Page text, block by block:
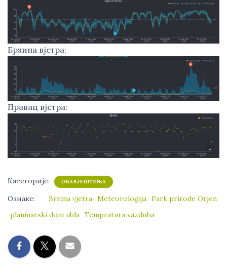
Брзина вјетра:
Правац вјетра:
Категорије: ОБАВЈЕШТЕЊА
Ознаке: Brzina vjetra Meteorologija Park prirode Orjen
planinarski dom ubla Tempratura vazduha